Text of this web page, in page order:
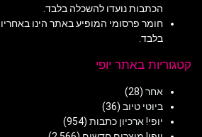
הכתבות נועדו להשכלה בלבד.
חומר פרסומי המופיע באתר הינו
בלבד.
קטגוריות באתר יופי
אחר (28)
ביוטי טיוב (36)
יופי! ארכיון כתבות (954)